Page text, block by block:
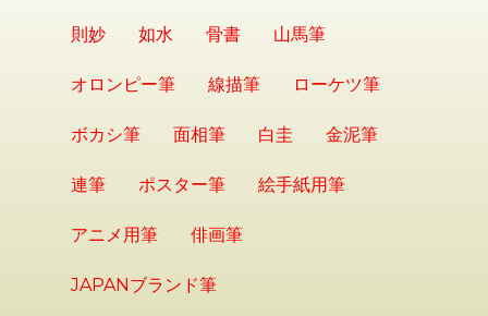
則妙 如水 骨書 山馬筆
オロンピー筆 線描筆 ローケツ筆
ボカシ筆 面相筆 白圭 金泥筆
連筆 ポスター筆 絵手紙用筆
アニメ用筆 俳画筆
JAPANブランド筆